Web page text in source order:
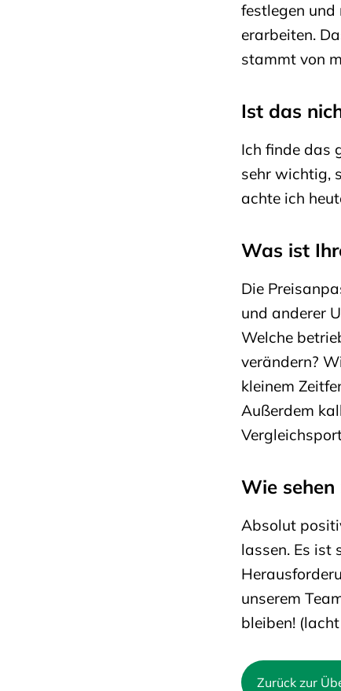
festlegen und
erarbeiten.
stammt von
Ist das
Ich finde das
sehr wichtig,
achte ich
Was ist
Die
und anderer
Welche
verändern?
kleinem
Außerdem
Wie
Absolut
lassen. Es ist
unserem
bleiben!
Zurück zur